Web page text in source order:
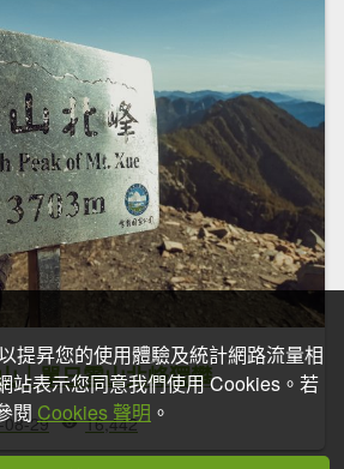
｜單日雪山北峰獨攀
08-29 16,442
提昇您的使用體驗及統計網路流量相
站表示您同意我們使用 Cookies。若
閱Cookies 聲明 。